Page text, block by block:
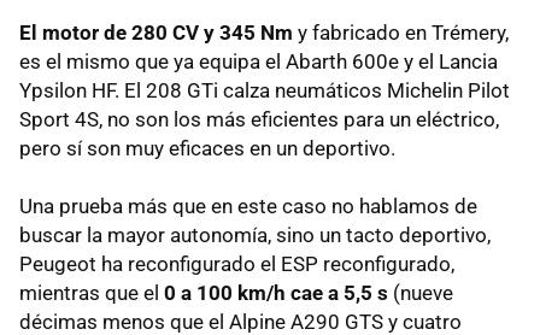
El motor de 280 CV y 345 Nm y fabricado en Trémery,
es el mismo que ya equipa el Abarth 600e y el Lancia
Ypsilon HF. El 208 GTi calza neumáticos Michelin Pilot
Sport 4S, no son los más eficientes para un eléctrico,
pero sí son muy eficaces en un deportivo.
Una prueba más que en este caso no hablamos de
buscar la mayor autonomía, sino un tacto deportivo,
Peugeot ha reconfigurado el ESP reconfigurado,
mientras que el 0 a 100 km/h cae a 5,5 s (nueve
décimas menos que el Alpine A290 GTS y cuatro